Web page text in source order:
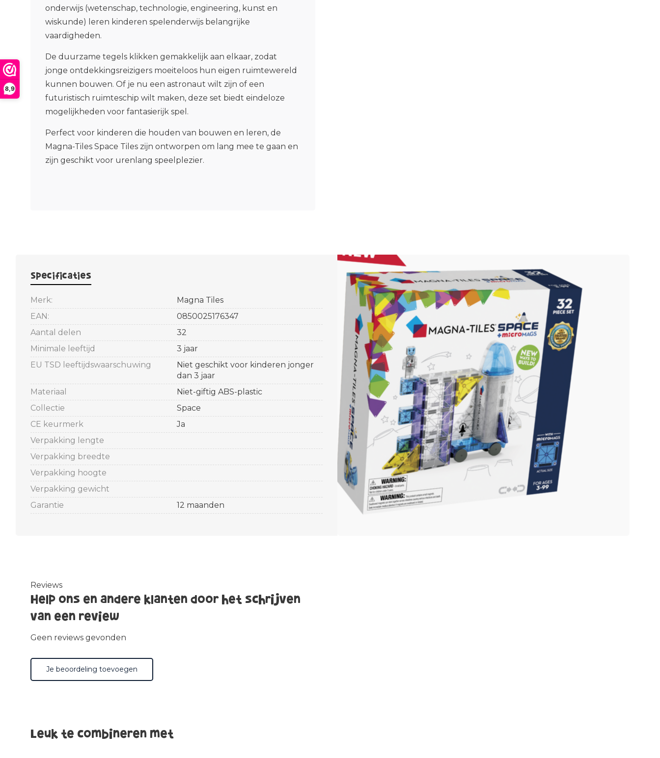
8,9
onderwijs (wetenschap, technologie, engineering, kunst en
wiskunde) leren kinderen spelenderwijs belangrijke
vaardigheden.
De duurzame tegels klikken gemakkelijk aan elkaar, zodat
jonge ontdekkingsreizigers moeiteloos hun eigen ruimtewereld
kunnen bouwen. Of je nu een astronaut wilt zijn of een
futuristisch ruimteschip wilt maken, deze set biedt eindeloze
mogelijkheden voor fantasierijk spel.
Perfect voor kinderen die houden van bouwen en leren, de
Magna-Tiles Space Tiles zijn ontworpen om lang mee te gaan en
zijn geschikt voor urenlang speelplezier.
Specificaties
Merk:
Magna Tiles
EAN:
0850025176347
Aantal delen
32
Minimale leeftijd
3 jaar
EU TSD leeftijdswaarschuwing
Niet geschikt voor kinderen jonger
dan 3 jaar
Materiaal
Niet-giftig ABS-plastic
Collectie
Space
CE keurmerk
Ja
Verpakking lengte
Verpakking breedte
Verpakking hoogte
Verpakking gewicht
Garantie
12 maanden
Reviews
Help ons en andere klanten door het schrijven
van een review
Geen reviews gevonden
Je beoordeling toevoegen
Leuk te combineren met